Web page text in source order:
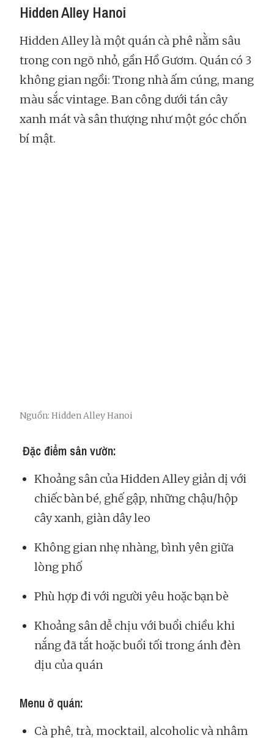
Hidden Alley Hanoi
Hidden Alley là một quán cà phê nằm sâu
trong con ngõ nhỏ, gần Hồ Gươm. Quán có 3
không gian ngồi: Trong nhà ấm cúng, mang
màu sắc vintage. Ban công dưới tán cây
xanh mát và sân thượng như một góc chốn
bí mật.
Nguồn: Hidden Alley Hanoi
Đặc điểm sân vườn:
Khoảng sân của Hidden Alley giản dị với
chiếc bàn bé, ghế gập, những chậu/hộp
cây xanh, giàn dây leo
Không gian nhẹ nhàng, bình yên giữa
lòng phố
Phù hợp đi với người yêu hoặc bạn bè
Khoảng sân dễ chịu với buổi chiều khi
nắng đã tắt hoặc buổi tối trong ánh đèn
dịu của quán
Menu ở quán:
Cà phê, trà, mocktail, alcoholic và nhâm